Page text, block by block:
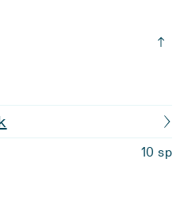
10 sp